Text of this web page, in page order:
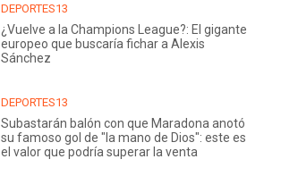
DEPORTES13
¿Vuelve a la Champions League?: El gigante
europeo que buscaría fichar a Alexis
Sánchez
DEPORTES13
Subastarán balón con que Maradona anotó
su famoso gol de "la mano de Dios": este es
el valor que podría superar la venta